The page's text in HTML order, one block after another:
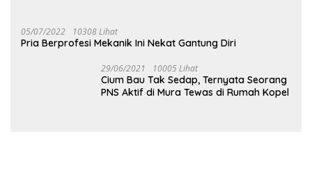
05/07/2022 10308 Lihat
Pria Berprofesi Mekanik Ini Nekat Gantung Diri
29/06/2021 10005 Lihat
Cium Bau Tak Sedap, Ternyata Seorang
PNS Aktif di Mura Tewas di Rumah Kopel